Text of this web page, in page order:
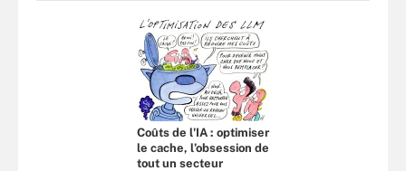
Coûts de l'IA : optimiser
le cache, l’obsession de
tout un secteur